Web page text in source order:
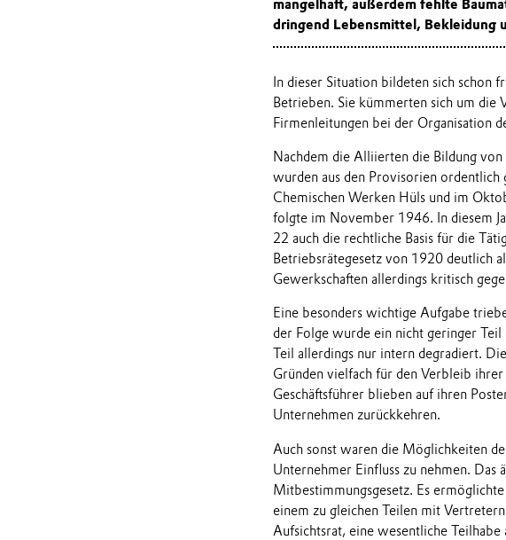
mangelhaft, außerdem fehlte
dringend Lebensmittel, Bekleidung
In dieser Situation bildeten sich
Betrieben. Sie kümmerten sich um die
Firmenleitungen bei der Organisation
Nachdem die Alliierten die Bildung
wurden aus den Provisorien
Chemischen Werken Hüls und im
folgte im November 1946. In diesem
22 auch die rechtliche Basis für die
Betriebsrätegesetz von 1920 deutlich
Gewerkschaften allerdings kritisch
Eine besonders wichtige Aufgabe
der Folge wurde ein nicht geringer
Teil allerdings nur intern degradiert.
Gründen vielfach für den Verbleib
Geschäftsführer blieben auf ihren
Unternehmen zurückkehren.
Auch sonst waren die Möglichkeiten
Unternehmer Einfluss zu nehmen.
Mitbestimmungsgesetz. Es
einem zu gleichen Teilen mit
Aufsichtsrat, eine wesentliche